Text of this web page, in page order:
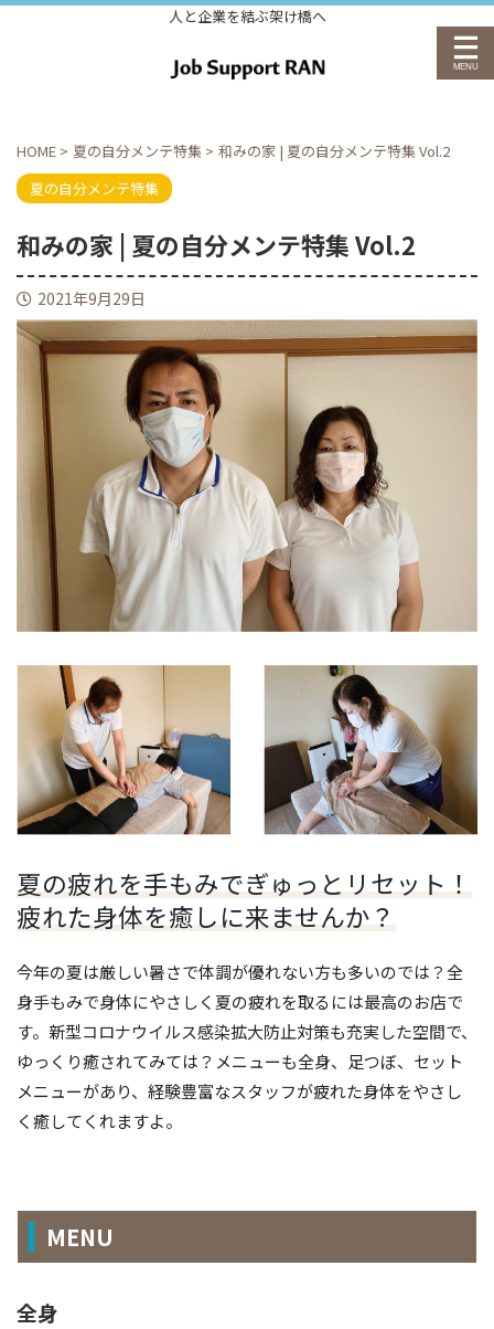
人と企業を結ぶ架け橋へ
HOME > 夏の自分メンテ特集 > 和みの家 | 夏の自分メンテ特集 Vol.2
夏の自分メンテ特集
和みの家 | 夏の自分メンテ特集 Vol.2
2021年9月29日
夏の疲れを手もみでぎゅっとリセット！
疲れた身体を癒しに来ませんか？
今年の夏は厳しい暑さで体調が優れない方も多いのでは？全
身手もみで身体にやさしく夏の疲れを取るには最高のお店で
す。新型コロナウイルス感染拡大防止対策も充実した空間で、
ゆっくり癒されてみては？メニューも全身、足つぼ、セット
メニューがあり、経験豊富なスタッフが疲れた身体をやさし
く癒してくれますよ。
MENU
全身